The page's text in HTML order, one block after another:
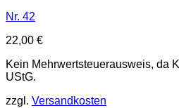
Nr. 42
22,00 €
Kein Mehrwertsteuerausweis, da
UStG.
zzgl. Versandkosten